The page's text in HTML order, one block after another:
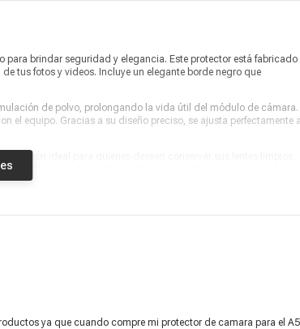
brindar seguridad y elegancia. Este protector está fabricado
tus fotos y videos. Incluye un elegante borde negro que
de polvo, prolongando la vida útil del módulo de cámara.
el equipo. Gracias a su diseño preciso, se ajusta perfectamente al
con Samsung A56, ofrece defensa completa para tus cámaras
momento sin preocupaciones.
ya que cuando compre mi protector de camara para el